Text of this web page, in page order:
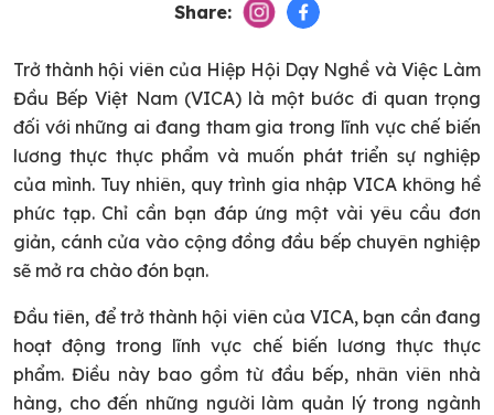
Share:
Trở thành hội viên của Hiệp Hội Dạy Nghề và Việc Làm
Đầu Bếp Việt Nam (VICA) là một bước đi quan trọng
đối với những ai đang tham gia trong lĩnh vực chế biến
lương thực thực phẩm và muốn phát triển sự nghiệp
của mình. Tuy nhiên, quy trình gia nhập VICA không hề
phức tạp. Chỉ cần bạn đáp ứng một vài yêu cầu đơn
giản, cánh cửa vào cộng đồng đầu bếp chuyên nghiệp
sẽ mở ra chào đón bạn.
Đầu tiên, để trở thành hội viên của VICA, bạn cần đang
hoạt động trong lĩnh vực chế biến lương thực thực
phẩm. Điều này bao gồm từ đầu bếp, nhân viên nhà
hàng, cho đến những người làm quản lý trong ngành